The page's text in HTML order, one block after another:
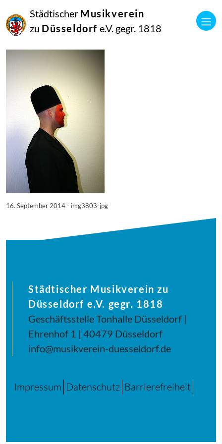
Städtischer Musikverein
zu Düsseldorf e.V. gegr. 1818
September
2014
Manfred Hill
16. September 2014 - img3803-jpg
Städtischer Musikverein zu
Düsseldorf e.V. gegr. 1818
Geschäftsstelle Tonhalle Düsseldorf |
Ehrenhof 1 | 40479 Düsseldorf
info@musikverein-duesseldorf.de
Impressum Datenschutz Barrierefreiheit